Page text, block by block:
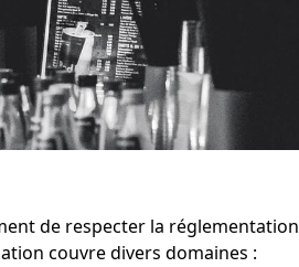
de respecter la
couvre divers domaines :